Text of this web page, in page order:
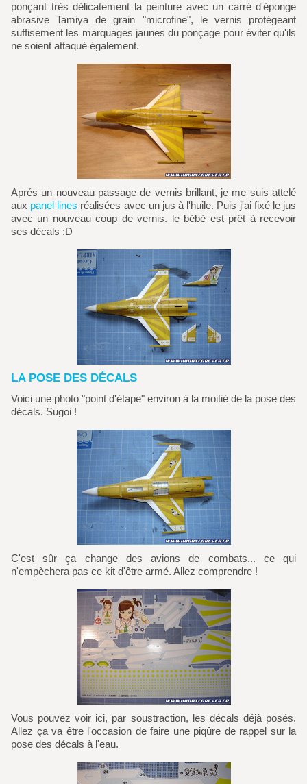
ponçant très délicatement la peinture avec un carré d'éponge
abrasive Tamiya de grain "microfine", le vernis protégeant
suffisement les marquages jaunes du ponçage pour éviter qu'ils
ne soient attaqué également.
Aprés un nouveau passage de vernis brillant, je me suis attelé
aux panel lines réalisées avec un jus à l'huile. Puis j'ai fixé le jus
avec un nouveau coup de vernis. le bébé est prêt à recevoir
ses décals :D
LA POSE DES DÉCALS
Voici une photo "point d'étape" environ à la moitié de la pose des
décals. Sugoi !
C'est sûr ça change des avions de combats... ce qui
n'empèchera pas ce kit d'être armé. Allez comprendre !
Vous pouvez voir ici, par soustraction, les décals déjà posés.
Allez ça va être l'occasion de faire une piqûre de rappel sur la
pose des décals à l'eau.